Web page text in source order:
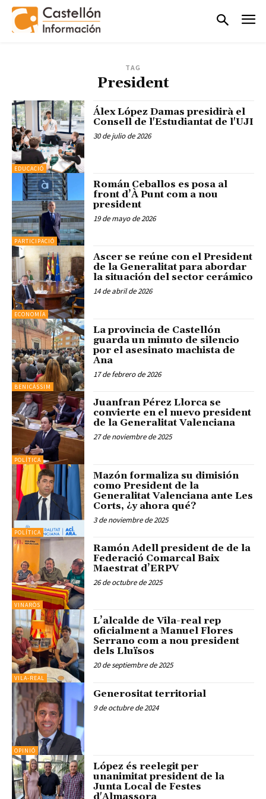
TAG
President
EDUCACIÓ
Álex López Damas presidirà el
Consell de l'Estudiantat de l'UJI
30 de julio de 2026
PARTICIPACIÓ
Román Ceballos es posa al
front d’À Punt com a nou
president
19 de mayo de 2026
ECONOMÍA
Ascer se reúne con el President
de la Generalitat para abordar
la situación del sector cerámico
14 de abril de 2026
BENICÀSSIM
La provincia de Castellón
guarda un minuto de silencio
por el asesinato machista de
Ana
17 de febrero de 2026
POLÍTICA
Juanfran Pérez Llorca se
convierte en el nuevo president
de la Generalitat Valenciana
27 de noviembre de 2025
POLÍTICA
Mazón formaliza su dimisión
como President de la
Generalitat Valenciana ante Les
Corts, ¿y ahora qué?
3 de noviembre de 2025
VINARÒS
Ramón Adell president de de la
Federació Comarcal Baix
Maestrat d’ERPV
26 de octubre de 2025
VILA-REAL
L’alcalde de Vila-real rep
oficialment a Manuel Flores
Serrano com a nou president
dels Lluïsos
20 de septiembre de 2025
OPINIÓ
Generositat territorial
9 de octubre de 2024
López és reelegit per
unanimitat president de la
Junta Local de Festes